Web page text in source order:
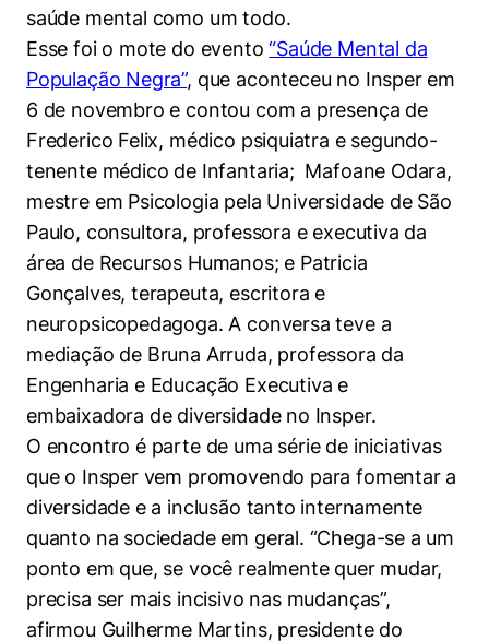
Tecnologia e Dados
saúde mental como um todo.
Esse foi o mote do evento“Saúde Mental da
População Negra”, que aconteceu no Insper em
6 de novembro e contou com a presença de
Frederico Felix, médico psiquiatra e segundo-
tenente médico de Infantaria; Mafoane Odara,
mestre em Psicologia pela Universidade de São
Paulo, consultora, professora e executiva da
área de Recursos Humanos; e Patricia
Gonçalves, terapeuta, escritora e
neuropsicopedagoga. A conversa teve a
mediação de Bruna Arruda, professora da
Engenharia e Educação Executiva e
embaixadora de diversidade no Insper.
O encontro é parte de uma série de iniciativas
que o Insper vem promovendo para fomentar a
diversidade e a inclusão tanto internamente
quanto na sociedade em geral. “Chega-se a um
ponto em que, se você realmente quer mudar,
precisa ser mais incisivo nas mudanças”,
afirmou Guilherme Martins, presidente do